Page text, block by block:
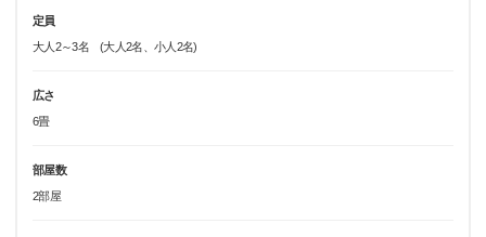
定員
大人2～3名 (大人2名、小人2名)
広さ
6畳
部屋数
2部屋